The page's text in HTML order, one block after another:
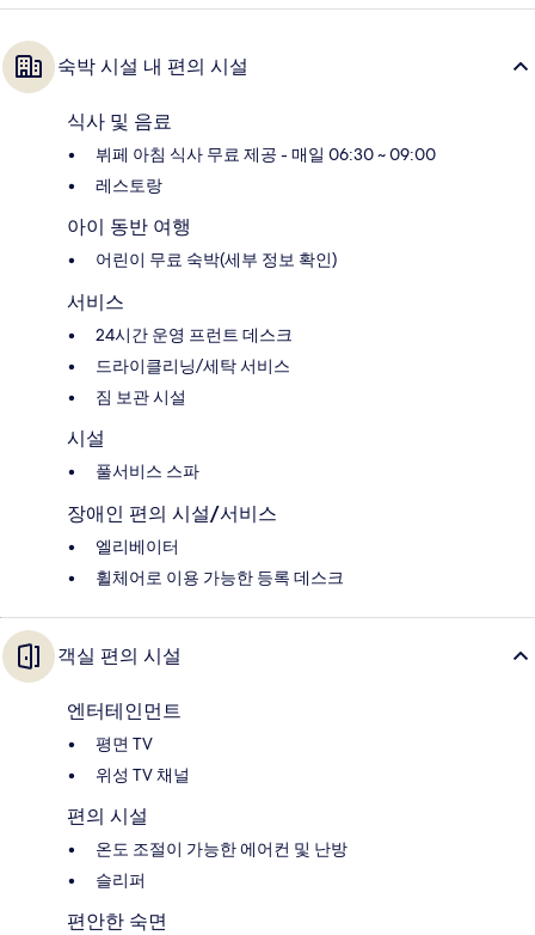
숙박 시설 내 편의 시설
식사 및 음료
뷔페 아침 식사 무료 제공 - 매일 06:30 ~ 09:00
레스토랑
아이 동반 여행
어린이 무료 숙박(세부 정보 확인)
서비스
24시간 운영 프런트 데스크
드라이클리닝/세탁 서비스
짐 보관 시설
시설
풀서비스 스파
장애인 편의 시설/서비스
엘리베이터
휠체어로 이용 가능한 등록 데스크
객실 편의 시설
엔터테인먼트
평면 TV
위성 TV 채널
편의 시설
온도 조절이 가능한 에어컨 및 난방
슬리퍼
편안한 숙면